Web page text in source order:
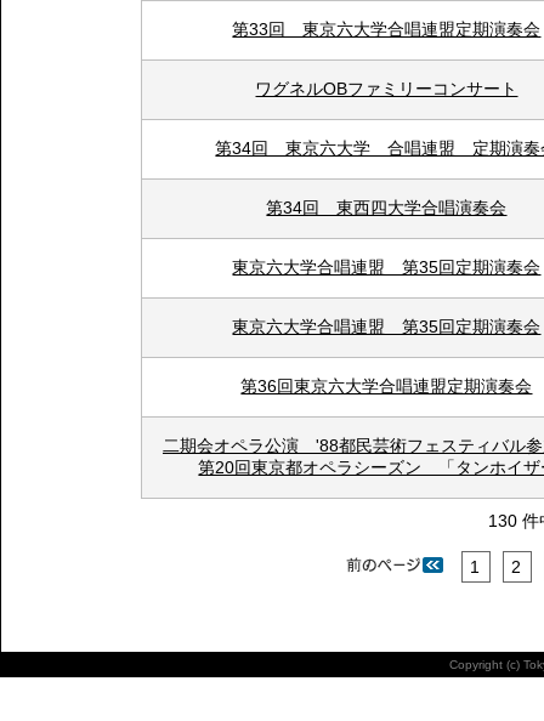
第33回 東京六大学合唱連盟定期演奏会
ワグネルOBファミリーコンサート
第34回 東京六大学 合唱連盟 定期演奏
第34回 東西四大学合唱演奏会
東京六大学合唱連盟 第35回定期演奏会
東京六大学合唱連盟 第35回定期演奏会
第36回東京六大学合唱連盟定期演奏会
二期会オペラ公演 '88都民芸術フェスティバル
第20回東京都オペラシーズン 「タンホイザ
130 件
1 2
Copyright (c)